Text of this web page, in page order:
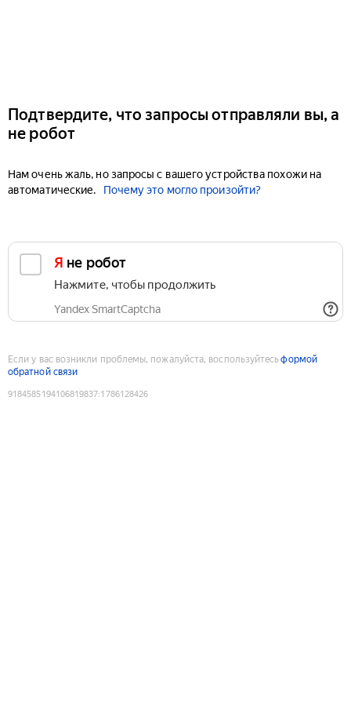
Подтвердите, что запросы отправляли вы, а
не робот
Нам очень жаль, но запросы с вашего устройства похожи на
автоматические.
Почему это могло произойти?
Я не робот
Нажмите, чтобы продолжить
Yandex SmartCaptcha
Если у вас возникли проблемы, пожалуйста, воспользуйтесьформой
обратной связи
9184585194106819837:1786128426